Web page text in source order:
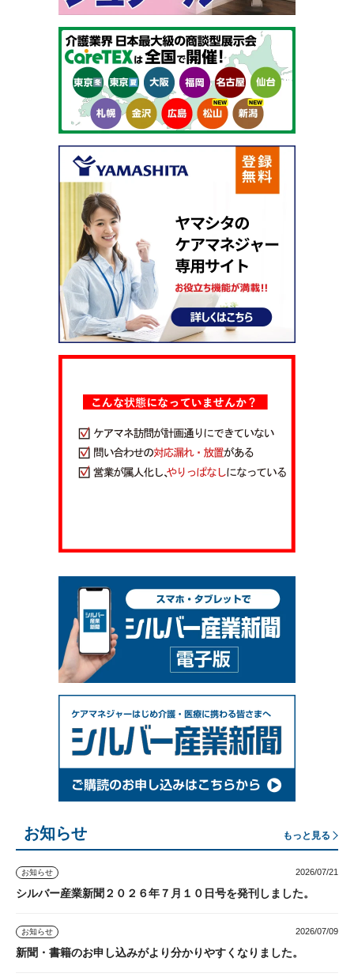
お知らせ もっと見る
お知らせ 2026/07/21
シルバー産業新聞２０２６年７月１０日号を発刊しました。
お知らせ 2026/07/09
新聞・書籍のお申し込みがより分かりやすくなりました。